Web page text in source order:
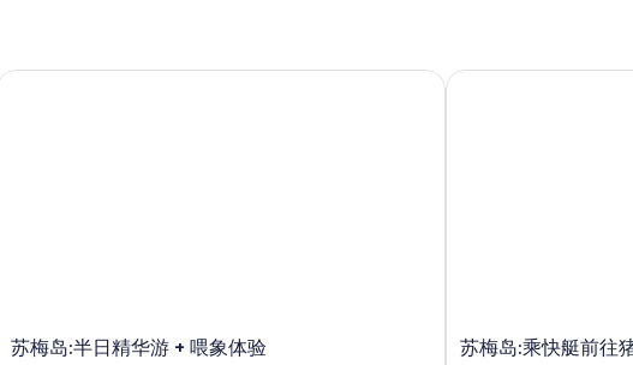
苏梅岛:半日精华游 + 喂象体验
梅岛:半日精华游 + 喂象体验
苏梅岛:乘快艇前往
苏梅岛:乘快艇前往猪